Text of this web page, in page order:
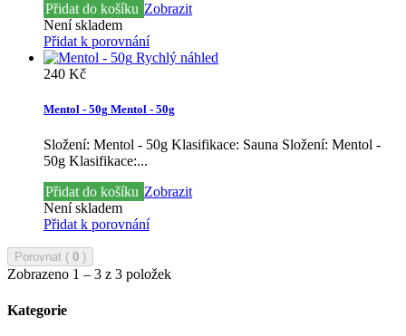
Přidat do košíku Zobrazit
Není skladem
Přidat k porovnání
Rychlý náhled
240 Kč
Mentol - 50g Mentol - 50g
Složení: Mentol - 50g Klasifikace: Sauna Složení: Mentol -
50g Klasifikace:...
Přidat do košíku Zobrazit
Není skladem
Přidat k porovnání
Porovnat ( 0 )
Zobrazeno 1 – 3 z 3 položek
Kategorie